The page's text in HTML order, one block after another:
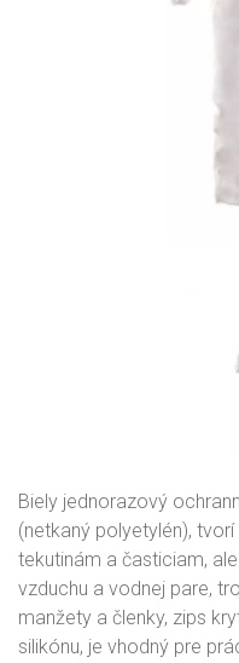
Biely jednorazový
(netkaný polyetylén),
tekutinám a časticiam,
vzduchu a vodnej pare,
manžety a členky, zips
silikónu, je vhodný pre